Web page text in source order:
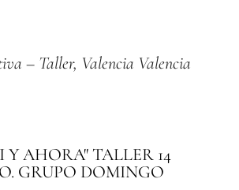
– Taller, Valencia Valencia
Y AHORA" TALLER 14
GRUPO DOMINGO